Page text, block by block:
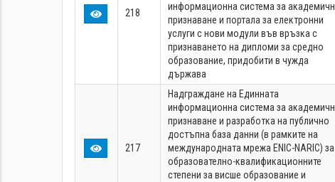
218
информационна система за
признаване и портала за електронни
услуги с нови модули във връзка с
признаването на дипломи за средно
образование, придобити в чужда
държава
217
Надграждане на Единната
информационна система за
признаване и разработка на публично
достъпна база данни (в рамките на
международната мрежа ENIC-NARIC) за
образователно-квалификационните
степени за висше образование и